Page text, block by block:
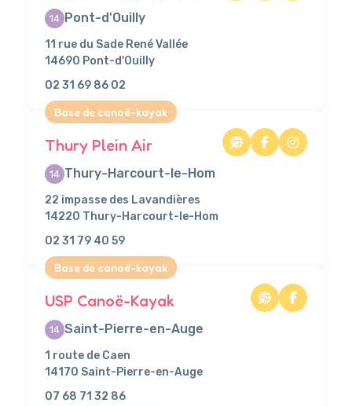
14 Pont-d'Ouilly
11 rue du Sade René Vallée
14690 Pont-d'Ouilly
02 31 69 86 02
Base de canoë-kayak
Thury Plein Air
14 Thury-Harcourt-le-Hom
22 impasse des Lavandières
14220 Thury-Harcourt-le-Hom
02 31 79 40 59
Base de canoë-kayak
USP Canoë-Kayak
14 Saint-Pierre-en-Auge
1 route de Caen
14170 Saint-Pierre-en-Auge
07 68 71 32 86